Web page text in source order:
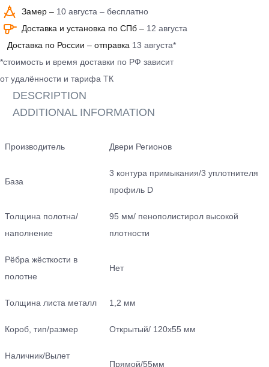
Замер – 10 августа – бесплатно
Доставка и установка по СПб – 12 августа
Доставка по России – отправка 13 августа*
*стоимость и время доставки по РФ зависит
от удалённости и тарифа ТК
DESCRIPTION
ADDITIONAL INFORMATION
Производитель Двери Регионов
База
3 контура примыкания/3 уплотнителя
профиль D
Толщина полотна/
наполнение
95 мм/ пенополистирол высокой
плотности
Рёбра жёсткости в
полотне
Нет
Толщина листа металл 1,2 мм
Короб, тип/размер Открытый/ 120х55 мм
Наличник/Вылет
Прямой/55мм